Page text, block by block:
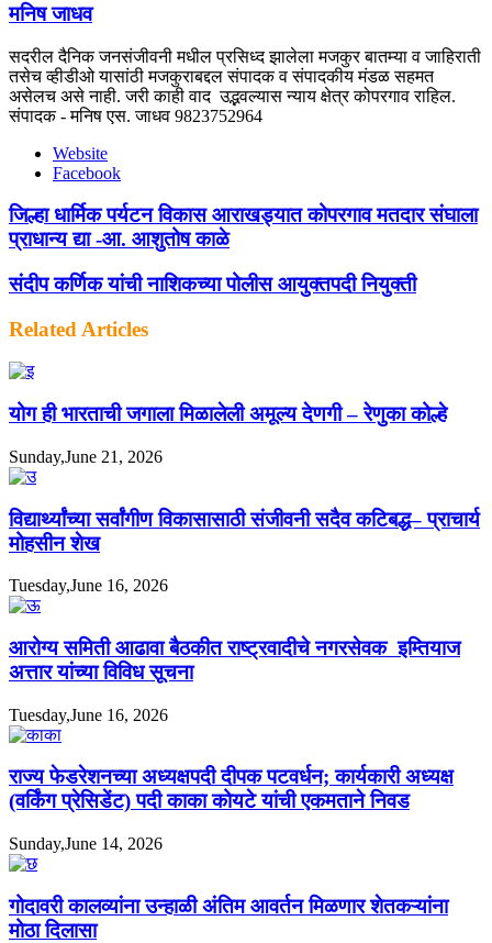
मनिष जाधव
सदरील दैनिक जनसंजीवनी मधील प्रसिध्द झालेला मजकुर बातम्या व जाहिराती
तसेच व्हीडीओ यासांठी मजकुराबद्दल संपादक व संपादकीय मंडळ सहमत
असेलच असे नाही. जरी काही वाद उद्भवल्यास न्याय क्षेत्र कोपरगाव राहिल.
संपादक - मनिष एस. जाधव 9823752964
Website
Facebook
जिल्हा धार्मिक पर्यटन विकास आराखड्यात कोपरगाव मतदार संघाला
प्राधान्य द्या -आ. आशुतोष काळे
संदीप कर्णिक यांची नाशिकच्या पोलीस आयुक्तपदी नियुक्ती
Related Articles
योग ही भारताची जगाला मिळालेली अमूल्य देणगी – रेणुका कोल्हे
Sunday,June 21, 2026
विद्यार्थ्यांच्या सर्वांगीण विकासासाठी संजीवनी सदैव कटिबद्ध– प्राचार्य
मोहसीन शेख
Tuesday,June 16, 2026
आरोग्य समिती आढावा बैठकीत राष्ट्रवादीचे नगरसेवक इम्तियाज
अत्तार यांच्या विविध सूचना
Tuesday,June 16, 2026
राज्य फेडरेशनच्या अध्यक्षपदी दीपक पटवर्धन; कार्यकारी अध्यक्ष
(वर्किंग प्रेसिडेंट) पदी काका कोयटे यांची एकमताने निवड
Sunday,June 14, 2026
गोदावरी कालव्यांना उन्हाळी अंतिम आवर्तन मिळणार शेतकऱ्यांना
मोठा दिलासा